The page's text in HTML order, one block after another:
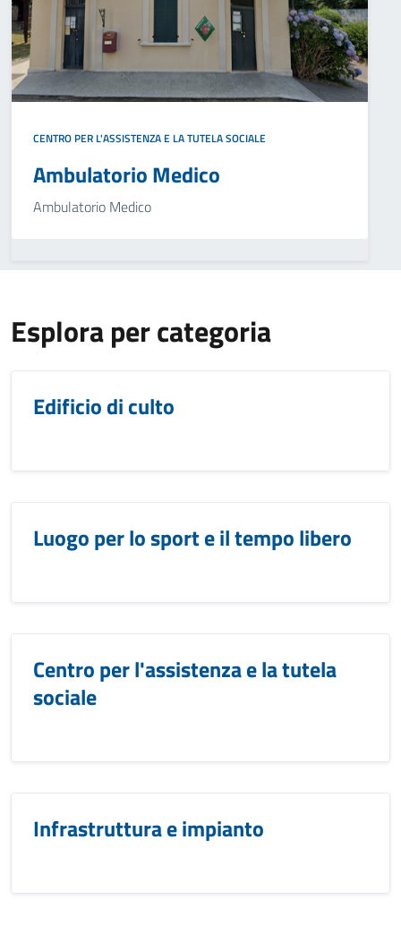
CENTRO PER L'ASSISTENZA E LA TUTELA SOCIALE
Ambulatorio Medico
Ambulatorio Medico
Esplora per categoria
Edificio di culto
Luogo per lo sport e il tempo libero
Centro per l'assistenza e la tutela
sociale
Infrastruttura e impianto